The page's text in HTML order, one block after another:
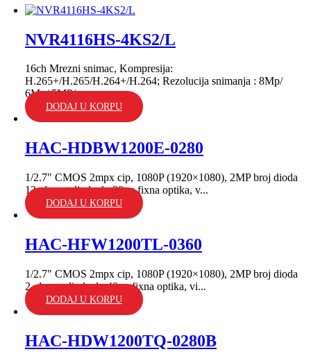
NVR4116HS-4KS2/L
16ch Mrezni snimac, Kompresija:
H.265+/H.265/H.264+/H.264; Rezolucija snimanja : 8Mp/
6Mp/ 5MP/...
DODAJ U KORPU
HAC-HDBW1200E-0280
1/2.7" CMOS 2mpx cip, 1080P (1920×1080), 2MP broj dioda
12, domet dioda do 30m; fixna optika, v...
DODAJ U KORPU
HAC-HFW1200TL-0360
1/2.7" CMOS 2mpx cip, 1080P (1920×1080), 2MP broj dioda
2, domet dioda do 40m; fixna optika, vi...
DODAJ U KORPU
HAC-HDW1200TQ-0280B